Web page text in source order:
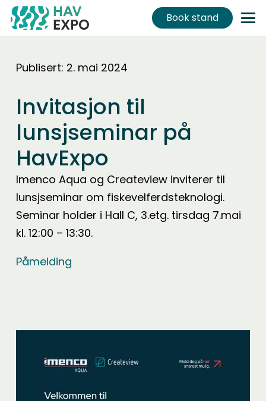
Book stand
Publisert: 2. mai 2024
Invitasjon til
lunsjseminar på
HavExpo
Imenco Aqua og Createview inviterer til
lunsjseminar om fiskevelferdsteknologi.
Seminar holder i Hall C, 3.etg. tirsdag 7.mai
kl. 12:00 – 13:30.
Påmelding